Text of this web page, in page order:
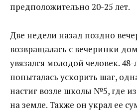
предположительно 20-25 лет.
Две недели назад поздно
возвращалась с вечеринки
увязался молодой человек.
попыталась ускорить шаг,
настиг возле школы №5, где
на земле. Также он украл ее